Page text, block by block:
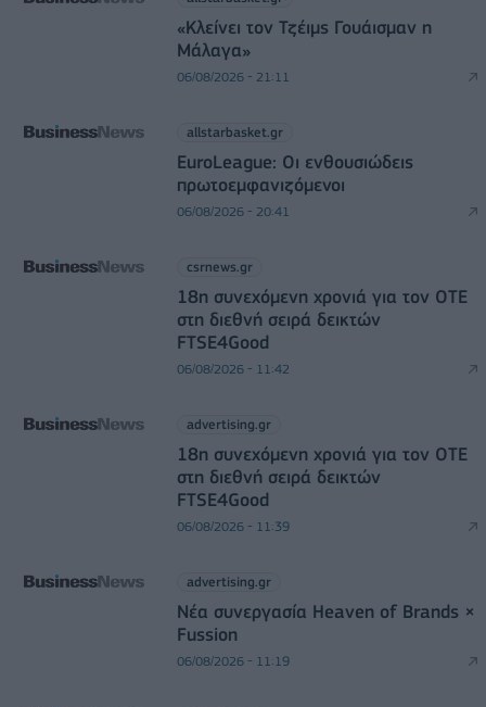
«Κλείνει τον Τζέιμς Γουάισμαν η
Μάλαγα»
06/08/2026 - 21:11
allstarbasket.gr
EuroLeague: Οι ενθουσιώδεις
πρωτοεμφανιζόμενοι
06/08/2026 - 20:41
csrnews.gr
18η συνεχόμενη χρονιά για τον ΟΤΕ
στη διεθνή σειρά δεικτών
FTSE4Good
06/08/2026 - 11:42
advertising.gr
18η συνεχόμενη χρονιά για τον ΟΤΕ
στη διεθνή σειρά δεικτών
FTSE4Good
06/08/2026 - 11:39
advertising.gr
Νέα συνεργασία Heaven of Brands ×
Fussion
06/08/2026 - 11:19